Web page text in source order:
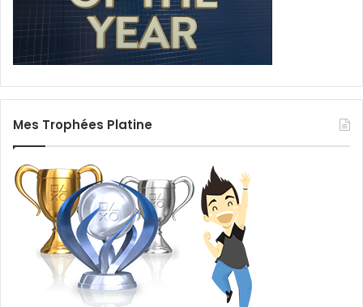
Mes Trophées Platine